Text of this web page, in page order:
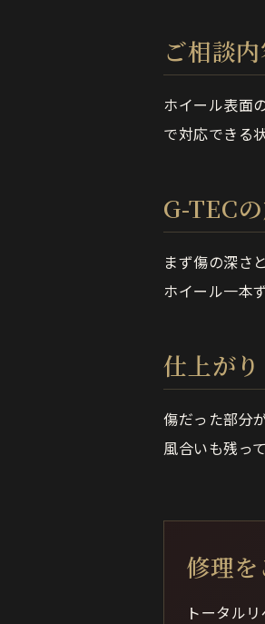
ご相談
ホイール表面
で対応できる
G-TEC
まず傷の深さ
ホイール一本
仕上がり
傷だった部分
風合いも残っ
修理
トータル